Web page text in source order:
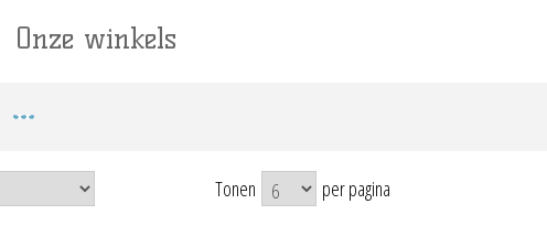
Onze winkels
Tonen per pagina